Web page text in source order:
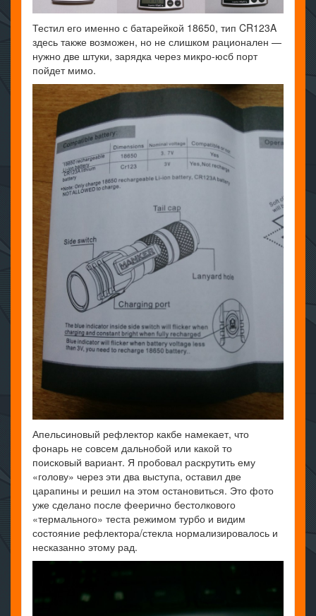
Тестил его именно с батарейкой 18650, тип CR123A
здесь также возможен, но не слишком рационален —
нужно две штуки, зарядка через микро-юсб порт
пойдет мимо.
Апельсиновый рефлектор какбе намекает, что
фонарь не совсем дальнобой или какой то
поисковый вариант. Я пробовал раскрутить ему
«голову» через эти два выступа, оставил две
царапины и решил на этом остановиться. Это фото
уже сделано после феерично бестолкового
«термального» теста режимом турбо и видим
состояние рефлектора/стекла нормализировалось и
несказанно этому рад.